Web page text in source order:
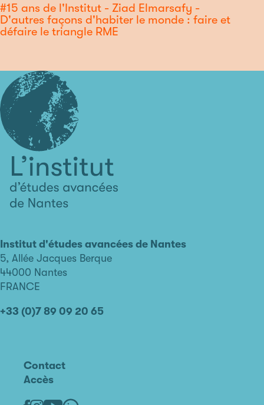
#15 ans de l'Institut - Ziad Elmarsafy -
D'autres façons d'habiter le monde : faire et
défaire le triangle RME
avancées
de
Nantes
Institut d'études avancées de Nantes
5, Allée Jacques Berque
44000 Nantes
FRANCE
+33 (0)7 89 09 20 65
Contact
Accès